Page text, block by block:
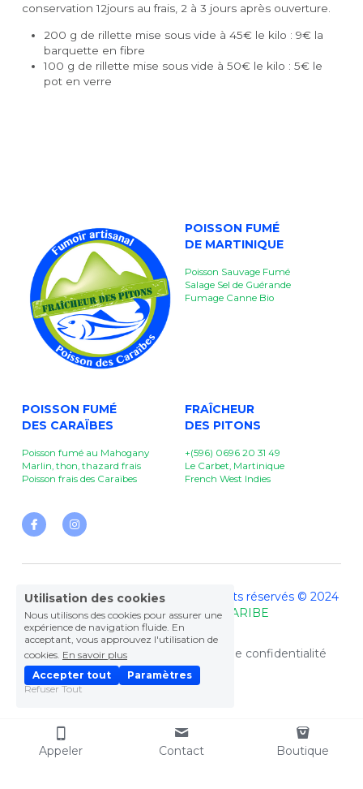
conservation 12jours au frais, 2 à 3 jours après ouverture.
200 g de rillette mise sous vide à 45€ le kilo : 9€ la
barquette en fibre
100 g de rillette mise sous vide à 50€ le kilo : 5€ le
pot en verre
POISSON FUMÉ
DE MARTINIQUE
Poisson Sauvage Fumé
Salage Sel de Guérande
Fumage Canne Bio
POISSON FUMÉ
DES CARAÏBES
Poisson fumé au Mahogany
Marlin, thon, thazard frais
Poisson frais des Caraïbes
FRAÎCHEUR
DES PITONS
+(596) 0696 20 31 49
Le Carbet, Martinique
French West Indies
FRAÎCHEUR DES PITONS - Tous droits réservés © 2024
- Site Internet by DEL CARIBE
Termes et Conditions Politique de confidentialité
Appeler Contact Boutique
Utilisation des cookies
Nous utilisons des cookies pour assurer une
expérience de navigation fluide. En
acceptant, vous approuvez l'utilisation de
cookies. En savoir plus
Accepter tout
Paramètres
Refuser Tout